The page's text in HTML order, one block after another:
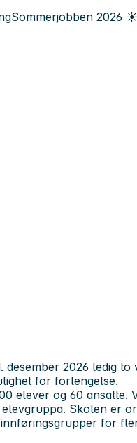
Sommerjobben 2026 ☀️
desember 2026 ledig to
for forlengelse.
elever og 60 ansatte.
Skolen er
for